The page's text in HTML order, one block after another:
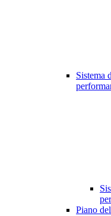
Sistema
Piano